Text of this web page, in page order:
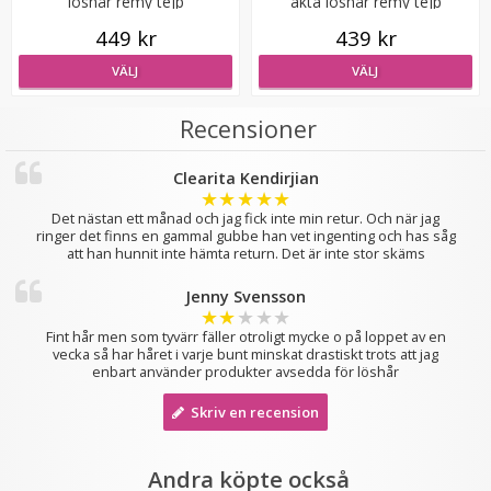
★★★★★
89 kr
129 kr
LÄGG I VARUKORG
449 kr
VÄLJ
439 kr
VÄLJ
Recensioner
Clearita Kendirjian
★★★★★
Det nästan ett månad och jag fick inte min retur. Och när jag
ringer det finns en gammal gubbe han vet ingenting och has såg
att han hunnit inte hämta return. Det är inte stor skäms
Jenny Svensson
★★★ ★★
Fint hår men som tyvärr fäller otroligt mycke o på loppet av en
vecka så har håret i varje bunt minskat drastiskt trots att jag
enbart använder produkter avsedda för löshår
Skriv en recension
Andra köpte också